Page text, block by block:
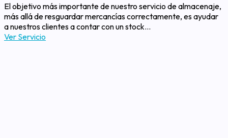
El objetivo más importante de nuestro servicio de almacenaje,
más allá de resguardar mercancías correctamente, es ayudar
a nuestros clientes a contar con un stock…
Ver Servicio